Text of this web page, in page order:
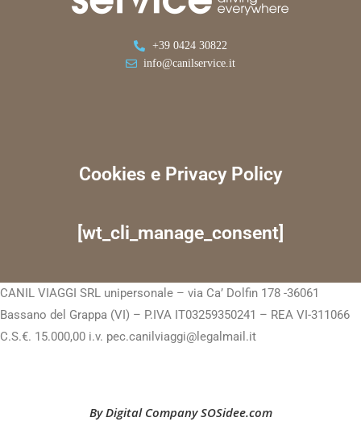
+39 0424 30822
info@canilservice.it
Cookies e Privacy Policy
[wt_cli_manage_consent]
CANIL VIAGGI SRL unipersonale – via Ca’ Dolfin 178 -36061
Bassano del Grappa (VI) – P.IVA IT03259350241 – REA VI-311066
C.S.€. 15.000,00 i.v. pec.canilviaggi@legalmail.it
By Digital Company SOSidee.com